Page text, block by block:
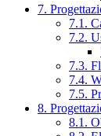
7.
7.1.
7.2.
7.3.
7.4.
7.5.
8.
8.1.